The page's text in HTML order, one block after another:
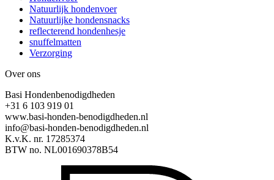
Natuurlijk hondenvoer
Natuurlijke hondensnacks
reflecterend hondenhesje
snuffelmatten
Verzorging
Over ons
Basi Hondenbenodigdheden
+31 6 103 919 01
www.basi-honden-benodigdheden.nl
info@basi-honden-benodigdheden.nl
K.v.K. nr. 17285374
BTW no. NL001690378B54